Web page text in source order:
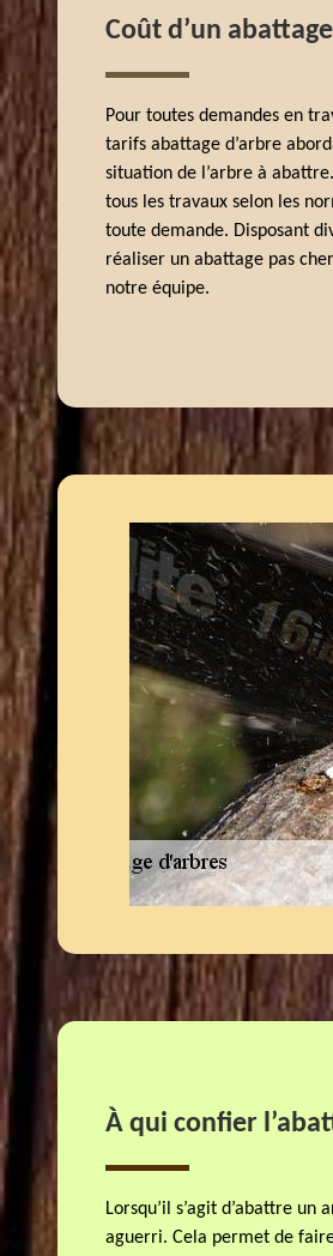
Coût d’un
Pour toutes demandes en
tarifs abattage d’arbre
situation de l’arbre à
tous les travaux selon les
toute demande. Disposant
réaliser un abattage pas
notre équipe.
À qui confier
Lorsqu’il s’agit d’abattre
aguerri. Cela permet de